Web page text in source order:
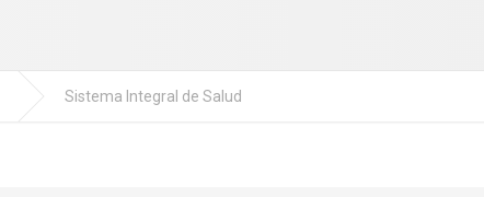
Sistema Integral de Salud